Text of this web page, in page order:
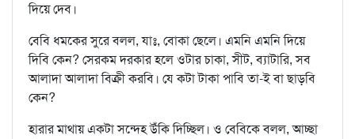
দিয়ে দেব।
বেবি ধমকের সুরে বলল, যাঃ, বোকা ছেলে। এমনি এমনি দিয়ে
দিবি কেন? সেরকম দরকার হলে ওটার চাকা, সীট, ব্যাটারি, সব
আলাদা আলাদা বিক্রী করবি। যে কটা টাকা পাবি তা-ই বা ছাড়বি
কেন?
হারার মাথায় একটা সন্দেহ উঁকি দিচ্ছিল। ও বেবিকে বলল, আচ্ছা